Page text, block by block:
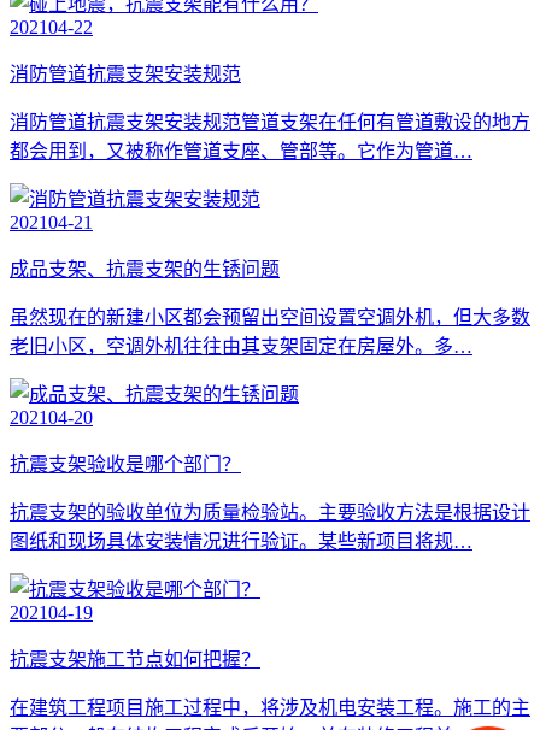
202104-22
消防管道抗震支架安装规范
消防管道抗震支架安装规范管道支架在任何有管道敷设的地方
都会用到，又被称作管道支座、管部等。它作为管道…
202104-21
成品支架、抗震支架的生锈问题
虽然现在的新建小区都会预留出空间设置空调外机，但大多数
老旧小区，空调外机往往由其支架固定在房屋外。多…
202104-20
抗震支架验收是哪个部门？
抗震支架的验收单位为质量检验站。主要验收方法是根据设计
图纸和现场具体安装情况进行验证。某些新项目将规…
202104-19
抗震支架施工节点如何把握？
在建筑工程项目施工过程中，将涉及机电安装工程。施工的主